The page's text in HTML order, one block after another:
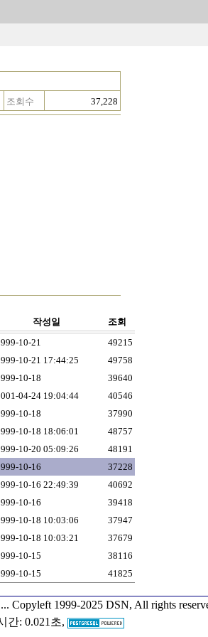
조회수 37,228
작성일
조회
10-21
49215
10-21 17:44:25
49758
10-18
39640
04-24 19:04:44
40546
10-18
37990
10-18 18:06:01
48757
10-20 05:09:26
48191
10-16
37228
10-16 22:49:39
40692
10-16
39418
10-18 10:03:06
37947
10-18 10:03:21
37679
10-15
38116
10-15 41825
Copyleft 1999-2025 DSN, All rights
간: 0.021초,